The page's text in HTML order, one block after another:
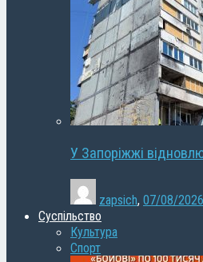
У Запоріжжі
zapsich, 07/08/2026
Суспільство
Культура
Спорт